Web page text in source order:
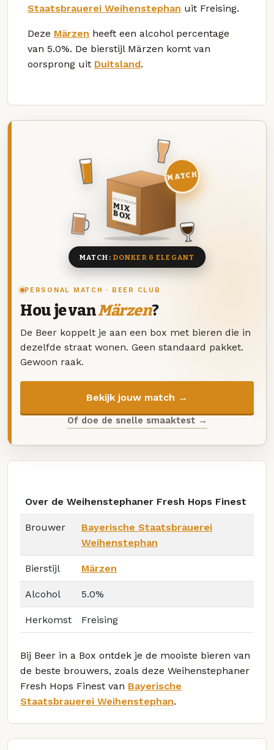
Staatsbrauerei Weihenstephan uit Freising.
Deze Märzen heeft een alcohol percentage
van 5.0%. De bierstijl Märzen komt van
oorsprong uit Duitsland.
PERSONAL MATCH · BEER CLUB
Hou je vanMärzen?
De Beer koppelt je aan een box met bieren die in
dezelfde straat wonen. Geen standaard pakket.
Gewoon raak.
Bekijk jouw match →
Of doe de snelle smaaktest →
DEZE MAAND
MIX
BOX
8 BIEREN
MATCH
MATCH: DONKER & ELEGANT
Over de Weihenstephaner Fresh Hops Finest
Brouwer
Bayerische Staatsbrauerei
Weihenstephan
Bierstijl Märzen
Alcohol 5.0%
Herkomst Freising
Bij Beer in a Box ontdek je de mooiste bieren van
de beste brouwers, zoals deze Weihenstephaner
Fresh Hops Finest van Bayerische
Staatsbrauerei Weihenstephan.